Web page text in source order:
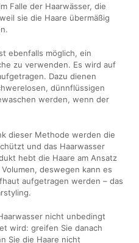
Falle der Haarwässer, die
sie die Haare übermäßig
ebenfalls möglich, ein
zu verwenden. Es wird auf
Dazu dienen
dünnflüssigen
werden, wenn der
dieser Methode werden die
und das Haarwasser
hebt die Haare am Ansatz
deswegen kann es
aufgetragen werden – das
nicht unbedingt
wird: greifen Sie danach
Sie die Haare nicht